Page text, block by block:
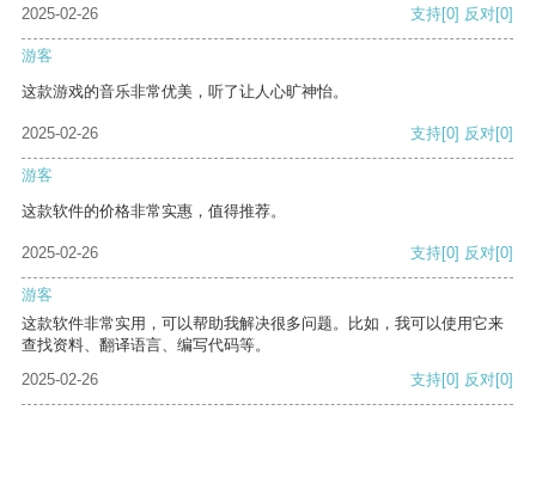
2025-02-26
支持[0] 反对[0]
游客
这款游戏的音乐非常优美，听了让人心旷神怡。
2025-02-26 支持[0] 反对[0]
游客
这款软件的价格非常实惠，值得推荐。
2025-02-26 支持[0] 反对[0]
游客
这款软件非常实用，可以帮助我解决很多问题。比如，我可以使用它来
查找资料、翻译语言、编写代码等。
2025-02-26
支持[0] 反对[0]